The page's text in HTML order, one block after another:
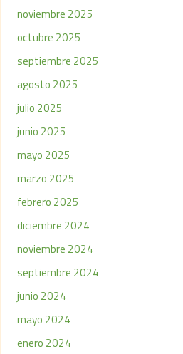
noviembre 2025
octubre 2025
septiembre 2025
agosto 2025
julio 2025
junio 2025
mayo 2025
marzo 2025
febrero 2025
diciembre 2024
noviembre 2024
septiembre 2024
junio 2024
mayo 2024
enero 2024